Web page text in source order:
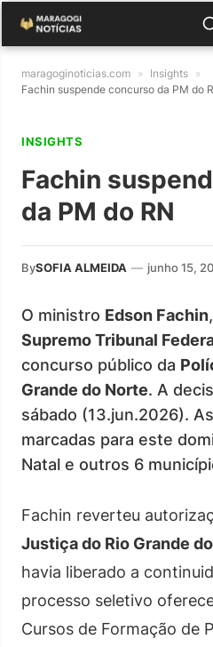
maragoginoticias.com » Insights »
Fachin suspende concurso da PM do
INSIGHTS
Fachin
da PM do RN
BySOFIA ALMEIDA — junho 15,
O ministro Edson Fachin
Supremo Tribunal
concurso público da
Grande do Norte. A
sábado (13.jun.2026).
marcadas para este
Natal e outros 6
Fachin reverteu
Justiça do Rio Grande
havia liberado a
processo seletivo
Cursos de Formação de